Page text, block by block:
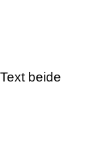
beide